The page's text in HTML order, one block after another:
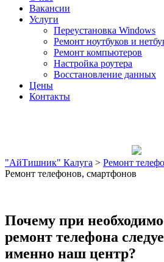
Вакансии
Услуги
Переустановка Windows
Ремонт ноутбуков и
Ремонт компьютеров
Настройка роутера
Восстановление данных
Цены
Контакты
"АйТишник" Калуга > Ремонт
Ремонт телефонов, смартфонов
Почему при
ремонт телефона
именно наш центр?